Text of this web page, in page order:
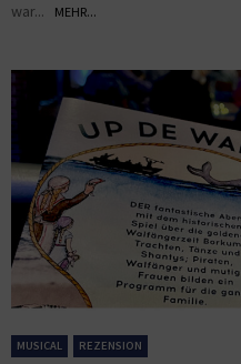
war...
MEHR...
MUSICAL REZENSION